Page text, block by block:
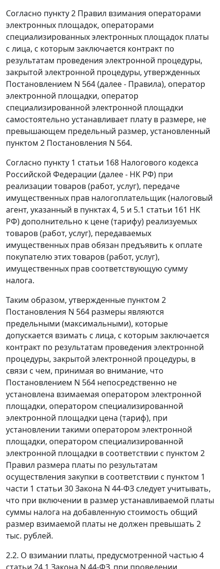
Согласно пункту 2 Правил взимания операторами
электронных площадок, операторами
специализированных электронных площадок платы
с лица, с которым заключается контракт по
результатам проведения электронной процедуры,
закрытой электронной процедуры, утвержденных
Постановлением N 564 (далее - Правила), оператор
электронной площадки, оператор
специализированной электронной площадки
самостоятельно устанавливает плату в размере, не
превышающем предельный размер, установленный
пунктом 2 Постановления N 564.
Согласно пункту 1 статьи 168 Налогового кодекса
Российской Федерации (далее - НК РФ) при
реализации товаров (работ, услуг), передаче
имущественных прав налогоплательщик (налоговый
агент, указанный в пунктах 4, 5 и 5.1 статьи 161 НК
РФ) дополнительно к цене (тарифу) реализуемых
товаров (работ, услуг), передаваемых
имущественных прав обязан предъявить к оплате
покупателю этих товаров (работ, услуг),
имущественных прав соответствующую сумму
налога.
Таким образом, утвержденные пунктом 2
Постановления N 564 размеры являются
предельными (максимальными), которые
допускается взимать с лица, с которым заключается
контракт по результатам проведения электронной
процедуры, закрытой электронной процедуры, в
связи с чем, принимая во внимание, что
Постановлением N 564 непосредственно не
установлена взимаемая оператором электронной
площадки, оператором специализированной
электронной площадки цена (тариф), при
установлении такими оператором электронной
площадки, оператором специализированной
электронной площадки в соответствии с пунктом 2
Правил размера платы по результатам
осуществления закупки в соответствии с пунктом 1
части 1 статьи 30 Закона N 44-ФЗ следует учитывать,
что при включении в размер устанавливаемой платы
суммы налога на добавленную стоимость общий
размер взимаемой платы не должен превышать 2
тыс. рублей.
2.2. О взимании платы, предусмотренной частью 4